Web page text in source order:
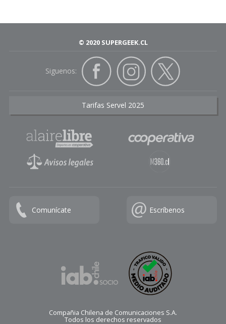
© 2020 SUPERGEEK.CL
Siguenos:
Tarifas Servel 2025
Comunícate Escríbenos
Compañia Chilena de Comunicaciones S.A.
Todos los derechos reservados